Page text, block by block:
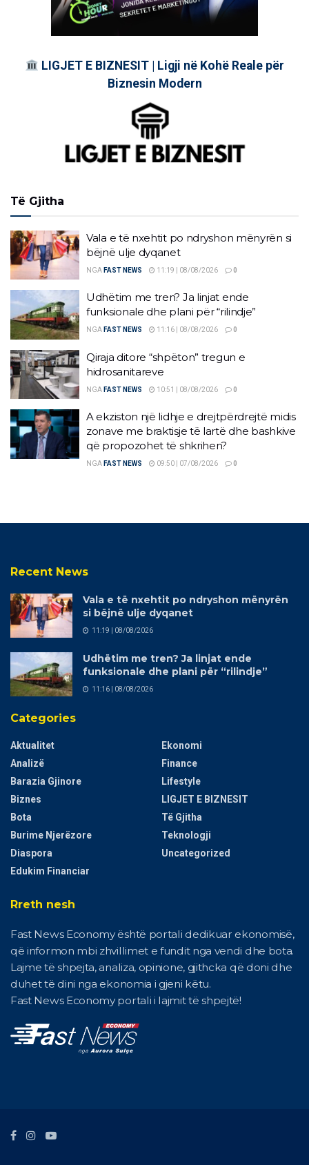
LIGJET E BIZNESIT | Ligji në Kohë Reale për
Biznesin Modern
Të Gjitha
Vala e të nxehtit po ndryshon mënyrën si
bëjnë ulje dyqanet
NGA FAST NEWS 11:19 | 08/08/2026 0
Udhëtim me tren? Ja linjat ende
funksionale dhe plani për “rilindje”
NGA FAST NEWS 11:16 | 08/08/2026 0
Qiraja ditore “shpëton” tregun e
hidrosanitareve
NGA FAST NEWS 10:51 | 08/08/2026 0
A ekziston një lidhje e drejtpërdrejtë midis
zonave me braktisje të lartë dhe bashkive
që propozohet të shkrihen?
NGA FAST NEWS 09:50 | 07/08/2026 0
Recent News
Vala e të nxehtit po ndryshon mënyrën
si bëjnë ulje dyqanet
11:19 | 08/08/2026
Udhëtim me tren? Ja linjat ende
funksionale dhe plani për “rilindje”
11:16 | 08/08/2026
Categories
Aktualitet
Analizë
Barazia Gjinore
Biznes
Bota
Burime Njerëzore
Diaspora
Edukim Financiar
Ekonomi
Finance
Lifestyle
LIGJET E BIZNESIT
Të Gjitha
Teknologji
Uncategorized
Rreth nesh
Fast News Economy është portali dedikuar ekonomisë,
që informon mbi zhvillimet e fundit nga vendi dhe bota.
Lajme të shpejta, analiza, opinione, gjithcka që doni dhe
duhet të dini nga ekonomia i gjeni këtu.
Fast News Economy portali i lajmit të shpejtë!